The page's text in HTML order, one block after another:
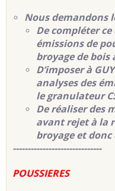
Nous demandons
De compléter ce
émissions de
broyage de
D’imposer à
analyses des
le granulateur
De réaliser des
avant rejet à la
broyage et donc
------------------------------
POUSSIERES